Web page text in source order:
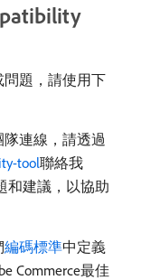
題，請使用下
隊連線，請透過
tool聯絡我
和建議，以協助
編碼標準中定義
Commerce最佳